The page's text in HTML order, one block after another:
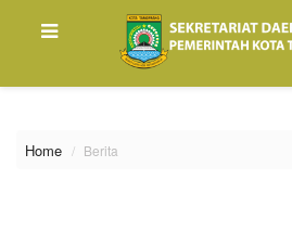
Home Berita